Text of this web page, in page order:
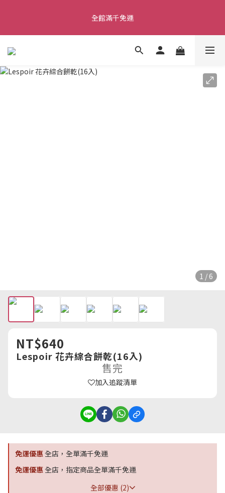
全館滿千免運
全館滿千免運
🎉歡慶全台首間品牌專門店開幕活動 🎉指定商品買3贈1 🎉滿1000
1 / 6
NT$640
Lespoir 花卉綜合餅乾(16入)
售完
加入追蹤清單
免運優惠全店，全單滿千免運
免運優惠全店，指定商品全單滿千免運
全部優惠 (2)